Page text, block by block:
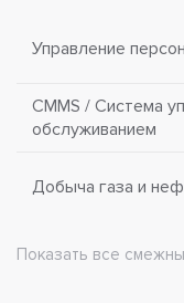
Управление
CMMS / Система
обслуживанием
Добыча газа и
Показать все